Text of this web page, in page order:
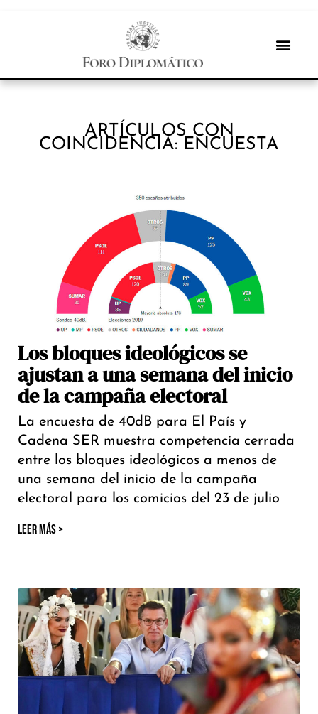
ARTÍCULOS CON
COINCIDENCIA: ENCUESTA
Los bloques ideológicos se
ajustan a una semana del inicio
de la campaña electoral
La encuesta de 40dB para El País y
Cadena SER muestra competencia cerrada
entre los bloques ideológicos a menos de
una semana del inicio de la campaña
electoral para los comicios del 23 de julio
LEER MÁS >